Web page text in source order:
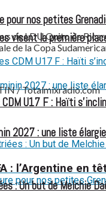
visent la première
2027 : une liste
pour nos petites
U17 F : Haïti
: Un but de Melchie
de LDU Quito de
de la Copa
/ Totalmixradio.com
: l’Argentine en